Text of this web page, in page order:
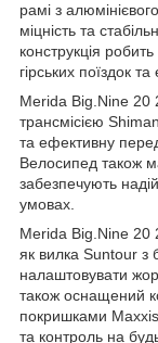
рамі з
міцність та
конструкція
гірських поїздок
Merida Big.Nine 20
трансмісією
та ефективну
Велосипед також
забезпечують
умовах.
Merida Big.Nine 20
як вилка Suntour з
налаштовувати
також оснащений
покришками Maxxis
та контроль на